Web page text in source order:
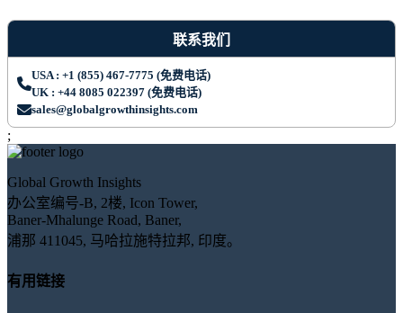
联系我们
USA : +1 (855) 467-7775 (免费电话)
UK : +44 8085 022397 (免费电话)
sales@globalgrowthinsights.com
;
Global Growth Insights
办公室编号-B, 2楼, Icon Tower,
Baner-Mhalunge Road, Baner,
浦那 411045, 马哈拉施特拉邦, 印度。
有用链接